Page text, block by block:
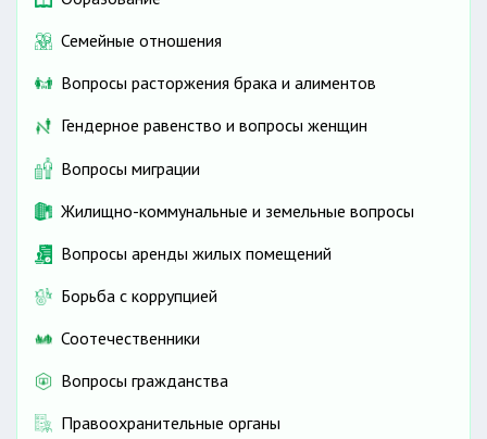
Семейные отношения
Вопросы расторжения брака и алиментов
Гендерное равенство и вопросы женщин
Вопросы миграции
Жилищно-коммунальные и земельные вопросы
Вопросы аренды жилых помещений
Борьба с коррупцией
Соотечественники
Вопросы гражданства
Правоохранительные органы